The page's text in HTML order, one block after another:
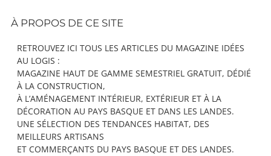
Content
À PROPOS DE CE SITE
RETROUVEZ ICI TOUS LES ARTICLES DU MAGAZINE IDÉES
AU LOGIS :
MAGAZINE HAUT DE GAMME SEMESTRIEL GRATUIT, DÉDIÉ
À LA CONSTRUCTION,
À L’AMÉNAGEMENT INTÉRIEUR, EXTÉRIEUR ET À LA
DÉCORATION AU PAYS BASQUE ET DANS LES LANDES.
UNE SÉLECTION DES TENDANCES HABITAT, DES
MEILLEURS ARTISANS
ET COMMERÇANTS DU PAYS BASQUE ET DES LANDES.